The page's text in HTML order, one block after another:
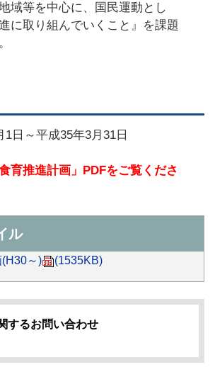
域等を中心に、国民運動とし
に取り組んでいくこと』を課題
日～平成35年3月31日
育推進計画」PDFをご覧くださ
ル
～) (1535KB)
するお問い合わせ